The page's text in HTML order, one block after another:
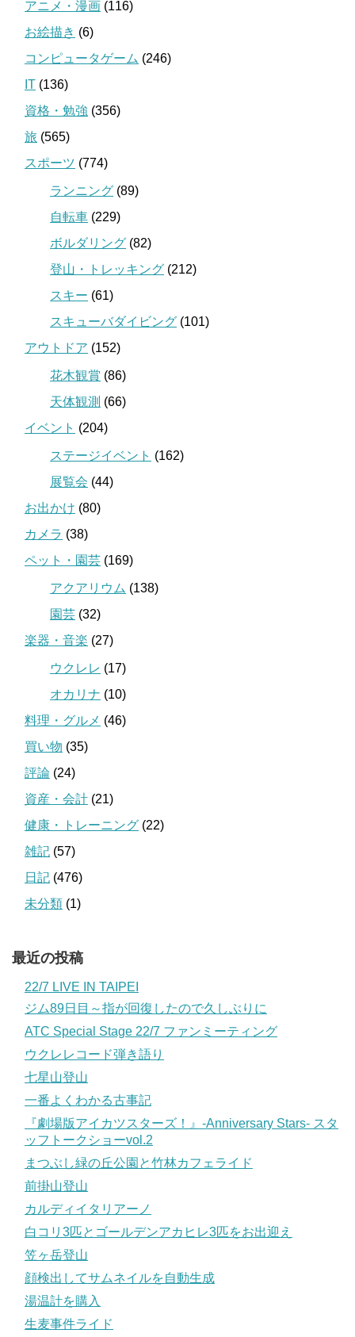
アニメ・漫画 (116)
お絵描き (6)
コンピュータゲーム (246)
IT (136)
資格・勉強 (356)
旅 (565)
スポーツ (774)
ランニング (89)
自転車 (229)
ボルダリング (82)
登山・トレッキング (212)
スキー (61)
スキューバダイビング (101)
アウトドア (152)
花木観賞 (86)
天体観測 (66)
イベント (204)
ステージイベント (162)
展覧会 (44)
お出かけ (80)
カメラ (38)
ペット・園芸 (169)
アクアリウム (138)
園芸 (32)
楽器・音楽 (27)
ウクレレ (17)
オカリナ (10)
料理・グルメ (46)
買い物 (35)
評論 (24)
資産・会計 (21)
健康・トレーニング (22)
雑記 (57)
日記 (476)
未分類 (1)
最近の投稿
22/7 LIVE IN TAIPEI
ジム89日目～指が回復したので久しぶりに
ATC Special Stage 22/7 ファンミーティング
ウクレレコード弾き語り
七星山登山
一番よくわかる古事記
『劇場版アイカツスターズ！』-Anniversary Stars- スタ
ッフトークショーvol.2
まつぶし緑の丘公園と竹林カフェライド
前掛山登山
カルディイタリアーノ
白コリ3匹とゴールデンアカヒレ3匹をお出迎え
笠ヶ岳登山
顔検出してサムネイルを自動生成
湯温計を購入
生麦事件ライド